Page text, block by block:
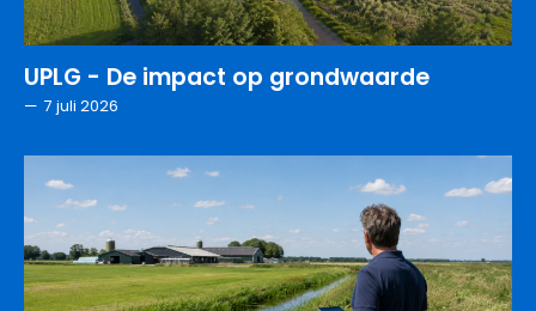
UPLG - De impact op grondwaarde
— 7 juli 2026